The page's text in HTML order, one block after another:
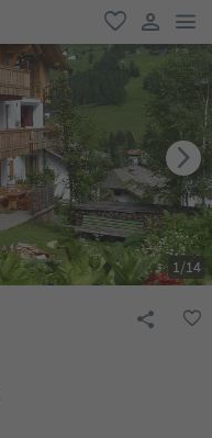
favoriti
user link
1/14